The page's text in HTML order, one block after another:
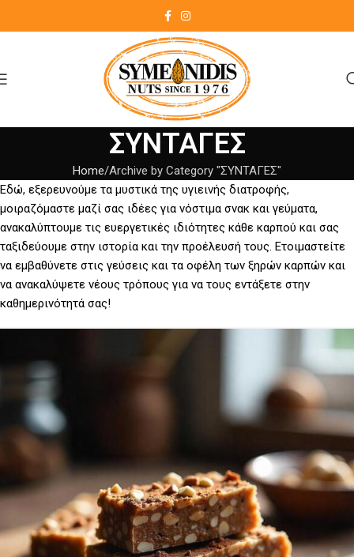
ΣΥΝΤΑΓΕΣ
Home Archive by Category "ΣΥΝΤΑΓΕΣ"
Εδώ, εξερευνούμε τα μυστικά της υγιεινής διατροφής,
μοιραζόμαστε μαζί σας ιδέες για νόστιμα σνακ και γεύματα,
ανακαλύπτουμε τις ευεργετικές ιδιότητες κάθε καρπού και σας
ταξιδεύουμε στην ιστορία και την προέλευσή τους. Ετοιμαστείτε
να εμβαθύνετε στις γεύσεις και τα οφέλη των ξηρών καρπών και
να ανακαλύψετε νέους τρόπους για να τους εντάξετε στην
καθημερινότητά σας!